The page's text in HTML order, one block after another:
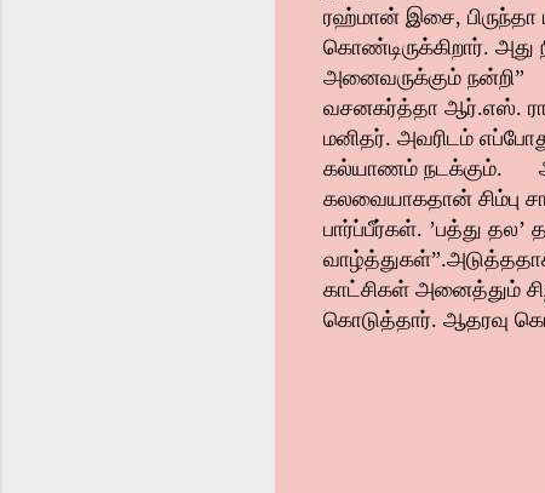
ரஹ்மான் இசை,
கொண்டிருக்கிறார்.
அனைவருக்கும் நன்றி”
வசனகர்த்தா ஆர்.எஸ்.
மனிதர். அவரிடம்
கல்யாணம் நடக்கும்.
கலவையாகதான் சிம்பு
பார்ப்பீர்கள். ’பத்து தல’
வாழ்த்துகள்”.
காட்சிகள் அனைத்தும்
கொடுத்தார். ஆதரவு